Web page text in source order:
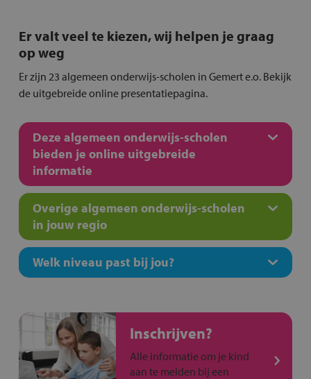
Er valt veel te kiezen, wij helpen je graag
op weg
Er zijn 23 algemeen onderwijs-scholen in Gemert e.o. Bekijk
de uitgebreide online presentatiepagina.
Deze algemeen onderwijs-scholen
bieden je online uitgebreide
informatie
Overige algemeen onderwijs-scholen
in jouw regio
Welk niveau past bij jou?
Inschrijven?
Alle informatie om je kind
aan te melden bij een